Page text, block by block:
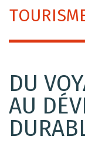
DU
AU